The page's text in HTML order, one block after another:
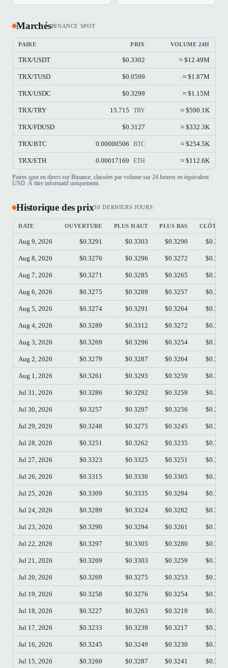
MarchésBINANCE SPOT
PAIRE PRIX VOLUME 24H
TRX/USDT $0.3302 ≈ $12.49M
TRX/TUSD $0.0599 ≈ $1.87M
TRX/USDC $0.3299 ≈ $1.15M
TRX/TRY 15.715 TRY ≈ $590.1K
TRX/FDUSD $0.3127 ≈ $332.3K
TRX/BTC 0.00000506 BTC ≈ $254.5K
TRX/ETH 0.00017169 ETH ≈ $112.6K
Paires spot en direct sur Binance, classées par volume sur 24 heures en équivalent
USD. À titre informatif uniquement.
Historique des prix30 DERNIERS JOURS
DATE OUVERTURE PLUS HAUT PLUS BAS CLÔTURE
Aug 9, 2026 $0.3291 $0.3303 $0.3290 $0.3299
Aug 8, 2026 $0.3276 $0.3296 $0.3272 $0.3291
Aug 7, 2026 $0.3271 $0.3285 $0.3265 $0.3275
Aug 6, 2026 $0.3275 $0.3289 $0.3257 $0.3272
Aug 5, 2026 $0.3274 $0.3291 $0.3264 $0.3274
Aug 4, 2026 $0.3289 $0.3312 $0.3272 $0.3273
Aug 3, 2026 $0.3269 $0.3296 $0.3254 $0.3288
Aug 2, 2026 $0.3279 $0.3287 $0.3264 $0.3268
Aug 1, 2026 $0.3261 $0.3293 $0.3259 $0.3279
Jul 31, 2026 $0.3286 $0.3292 $0.3259 $0.3261
Jul 30, 2026 $0.3257 $0.3297 $0.3256 $0.3287
Jul 29, 2026 $0.3248 $0.3275 $0.3245 $0.3258
Jul 28, 2026 $0.3251 $0.3262 $0.3235 $0.3248
Jul 27, 2026 $0.3323 $0.3325 $0.3251 $0.3251
Jul 26, 2026 $0.3315 $0.3330 $0.3305 $0.3324
Jul 25, 2026 $0.3309 $0.3335 $0.3294 $0.3316
Jul 24, 2026 $0.3289 $0.3324 $0.3282 $0.3309
Jul 23, 2026 $0.3290 $0.3294 $0.3261 $0.3289
Jul 22, 2026 $0.3297 $0.3305 $0.3280 $0.3289
Jul 21, 2026 $0.3269 $0.3303 $0.3259 $0.3297
Jul 20, 2026 $0.3269 $0.3275 $0.3253 $0.3269
Jul 19, 2026 $0.3258 $0.3276 $0.3254 $0.3270
Jul 18, 2026 $0.3227 $0.3263 $0.3219 $0.3258
Jul 17, 2026 $0.3233 $0.3239 $0.3217 $0.3227
Jul 16, 2026 $0.3245 $0.3249 $0.3230 $0.3233
Jul 15, 2026 $0.3260 $0.3287 $0.3241 $0.3245